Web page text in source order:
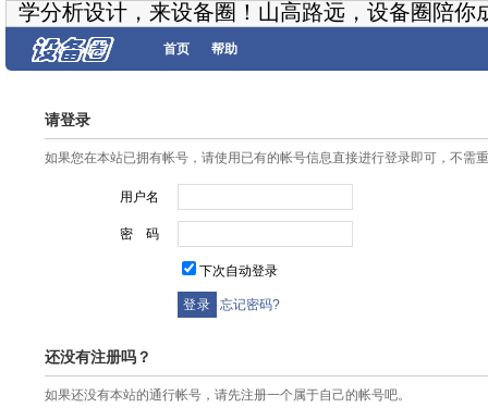
学分析设计，来设备圈！山高路远，设备圈陪你
首页 帮助
请登录
如果您在本站已拥有帐号，请使用已有的帐号信息直接进行登录即可，不需
用户名
密 码
下次自动登录
忘记密码?
还没有注册吗？
如果还没有本站的通行帐号，请先注册一个属于自己的帐号吧。